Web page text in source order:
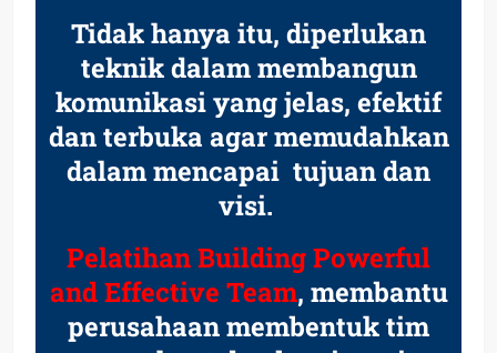
Tidak hanya itu, diperlukan
teknik dalam membangun
komunikasi yang jelas, efektif
dan terbuka agar memudahkan
dalam mencapai tujuan dan
visi.
Pelatihan Building Powerful
and Effective Team, membantu
perusahaan membentuk tim